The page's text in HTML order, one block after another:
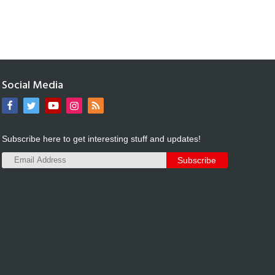
Social Media
Subscribe here to get interesting stuff and updates!